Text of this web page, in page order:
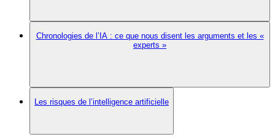
Chronologies de l’IA : ce que nous disent les arguments et les «
experts »
Les risques de l’intelligence artificielle